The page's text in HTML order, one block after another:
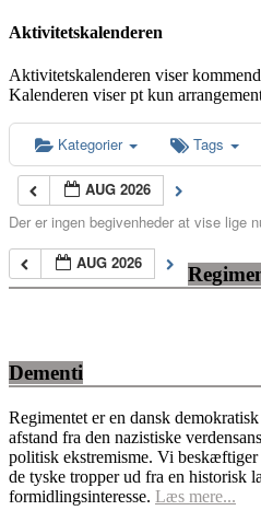
Aktivitetskalenderen
Aktivitetskalenderen viser
Kalenderen viser pt kun
Kategorier Tags
AUG 2026
Der er ingen begivenheder at vise lige
AUG 2026
Dementi
Regimentet er en dansk
afstand fra den nazistiske
politisk ekstremisme. Vi
de tyske tropper ud fra en historisk
formidlingsinteresse. Læs mere...